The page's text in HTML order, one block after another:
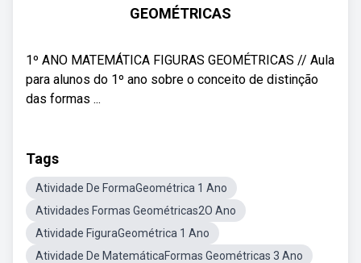
GEOMÉTRICAS
1º ANO MATEMÁTICA FIGURAS GEOMÉTRICAS // Aula
para alunos do 1º ano sobre o conceito de distinção
das formas ...
Tags
Atividade De FormaGeométrica 1 Ano
Atividades Formas Geométricas2O Ano
Atividade FiguraGeométrica 1 Ano
Atividade De MatemáticaFormas Geométricas 3 Ano